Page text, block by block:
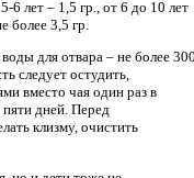
6 лет – 1,5 гр., от 6 до 10 лет
более 3,5 гр.
для отвара – не более
следует остудить,
вместо чая один раз в
пяти дней. Перед
клизму, очистить